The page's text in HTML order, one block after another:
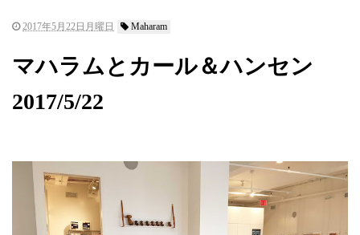
2017年5月22日月曜日 Maharam
マハラムとカール＆ハンセン
2017/5/22